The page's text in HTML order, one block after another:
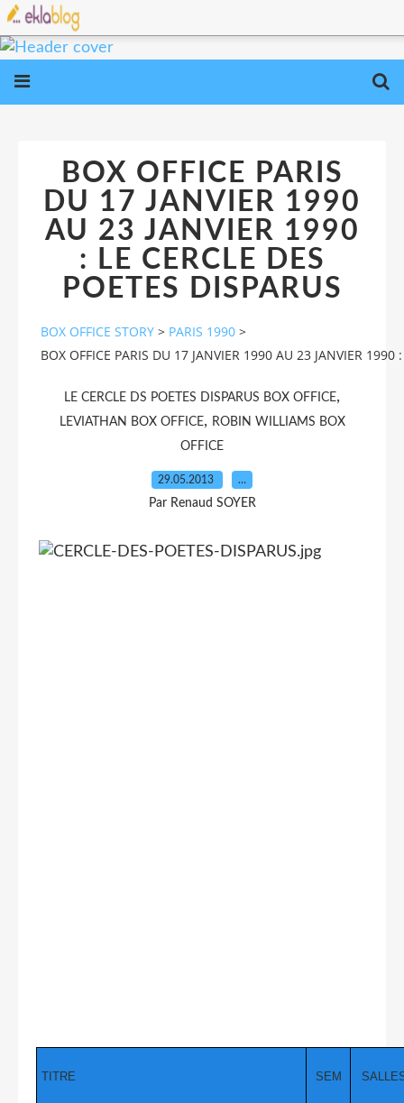
BOX OFFICE PARIS
DU 17 JANVIER 1990
AU 23 JANVIER 1990
: LE CERCLE DES
POETES DISPARUS
BOX OFFICE STORY > PARIS 1990 >
BOX OFFICE PARIS DU 17 JANVIER 1990 AU 23 JANVIER 1990
LE CERCLE DS POETES DISPARUS BOX OFFICE,
LEVIATHAN BOX OFFICE, ROBIN WILLIAMS BOX
OFFICE
29.05.2013 …
Par Renaud SOYER
TITRE SEM